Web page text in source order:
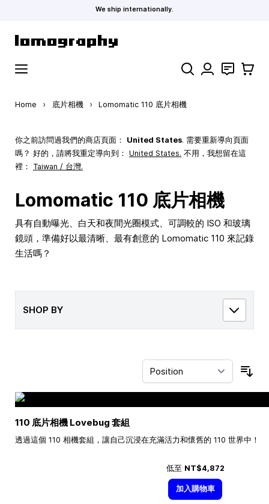
We ship internationally.
Search 聯絡 購物車
Home › 底片相機 › Lomomatic 110 底片相機
你之前訪問過我們的商店頁面： United States. 需要重新導向頁面
嗎？ 好的，請將我重定導向到： United States. 不用，我想留在這
裡： Taiwan / 台灣.
Lomomatic 110 底片相機
具有自動曝光、白天和夜間光圈模式、可調較的 ISO 和玻璃
鏡頭，準備好以最清晰、最有創意的 Lomomatic 110 來記錄
生活嗎？
SHOP BY
110 底片相機 Lovebug 套組
透過這個 110 相機套組，讓自己沉浸在充滿活力和懷舊的 110 世界中！
低至 NT$4,872
加入購物車